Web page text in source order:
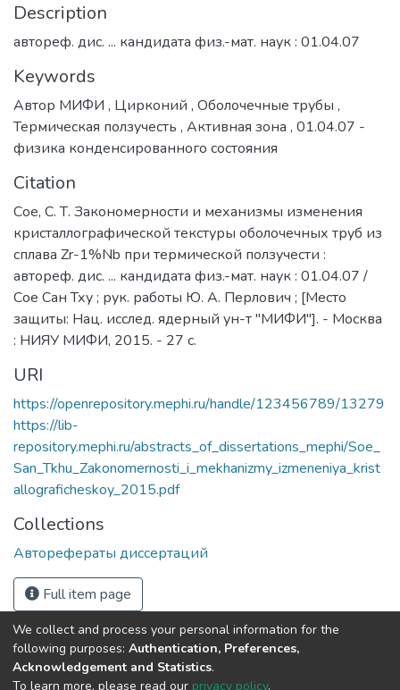
Description
автореф. дис. ... кандидата физ.-мат. наук : 01.04.07
Keywords
Автор МИФИ , Цирконий , Оболочечные трубы ,
Термическая ползучесть , Активная зона , 01.04.07 -
физика конденсированного состояния
Citation
Сое, С. Т. Закономерности и механизмы изменения
кристаллографической текстуры оболочечных труб из
сплава Zr-1%Nb при термической ползучести :
автореф. дис. ... кандидата физ.-мат. наук : 01.04.07 /
Сое Сан Тху ; рук. работы Ю. А. Перлович ; [Место
защиты: Нац. исслед. ядерный ун-т "МИФИ"]. - Москва
: НИЯУ МИФИ, 2015. - 27 с.
URI
https://openrepository.mephi.ru/handle/123456789/13279
https://lib-
repository.mephi.ru/abstracts_of_dissertations_mephi/Soe_
San_Tkhu_Zakonomernosti_i_mekhanizmy_izmeneniya_krist
allograficheskoy_2015.pdf
Collections
Авторефераты диссертаций
Full item page
We collect and process your personal information for the
following purposes: Authentication, Preferences,
Acknowledgement and Statistics.
To learn more, please read our privacy policy.